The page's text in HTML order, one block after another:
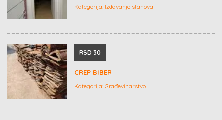
Kategorija: Izdavanje stanova
RSD 30
CREP BIBER
Kategorija: Građevinarstvo